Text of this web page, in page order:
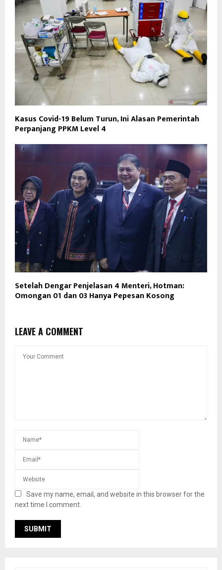
Kasus Covid-19 Belum Turun, Ini Alasan Pemerintah
Perpanjang PPKM Level 4
Setelah Dengar Penjelasan 4 Menteri, Hotman:
Omongan 01 dan 03 Hanya Pepesan Kosong
LEAVE A COMMENT
Save my name, email, and website in this browser for the
next time I comment.